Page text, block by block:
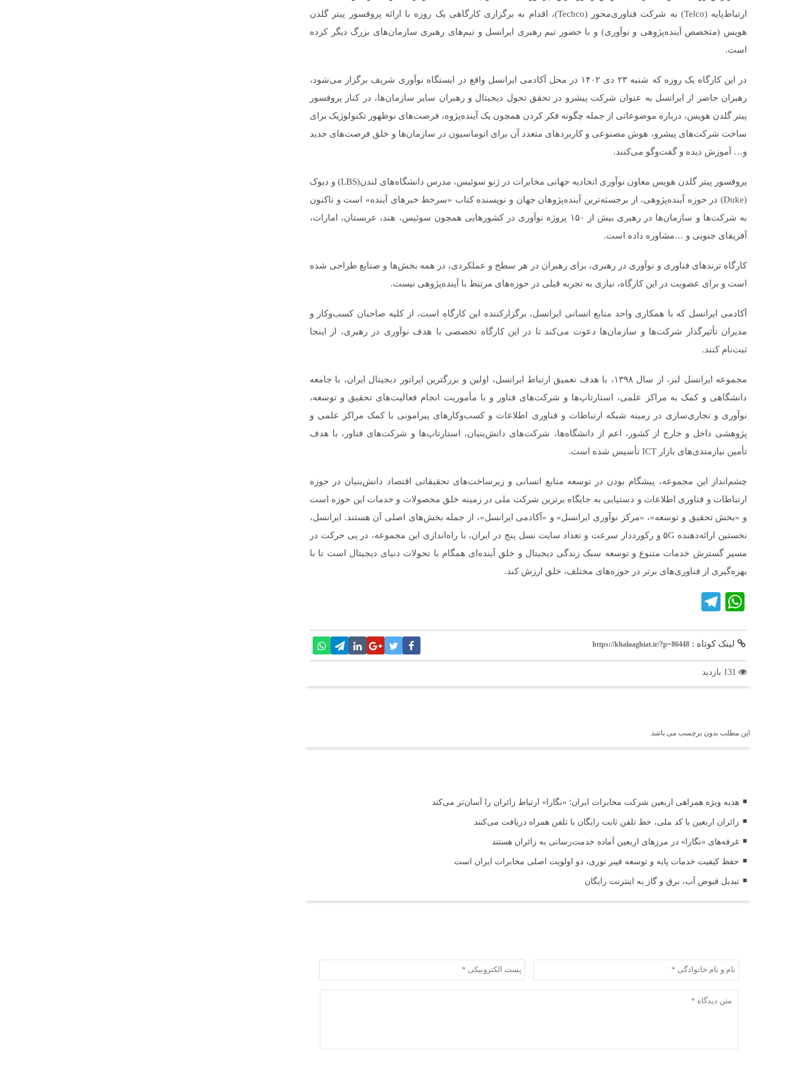
ارتباط‌پایه (Telco) به شرکت فناوری‌محور (Techco)، اقدام به برگزاری کارگاهی یک روزه با ارائه پروفسور پیتر گلدن
هویس (متخصص آینده‌پژوهی و نوآوری) و با حضور تیم رهبری ایرانسل و تیم‌های رهبری سازمان‌های بزرگ دیگر کرده
است.
در این کارگاه یک روزه که شنبه ۲۳ دی ۱۴۰۲ در محل آکادمی ایرانسل واقع در ایستگاه نوآوری شریف برگزار می‌شود،
رهبران حاضر از ایرانسل به عنوان شرکت پیشرو در تحقق تحول دیجیتال و رهبران سایر سازمان‌ها، در کنار پروفسور
پیتر گلدن هویس، درباره موضوعاتی از جمله چگونه فکر کردن همچون یک آینده‌پژوه، فرصت‌های نوظهور تکنولوژیک برای
ساخت شرکت‌های پیشرو، هوش مصنوعی و کاربردهای متعدد آن برای اتوماسیون در سازمان‌ها و خلق فرصت‌های جدید
و… آموزش دیده و گفت‌وگو می‌کنند.
پروفسور پیتر گلدن هویس معاون نوآوری اتحادیه جهانی مخابرات در ژنو سوئیس، مدرس دانشگاه‌های لندن(LBS) و دیوک
(Duke) در حوزه آینده‌پژوهی، از برجسته‌ترین آینده‌پژوهان جهان و نویسنده کتاب «سرخط خبرهای آینده» است و تاکنون
به شرکت‌ها و سازمان‌ها در رهبری بیش از ۱۵۰ پروژه نوآوری در کشورهایی همچون سوئیس، هند، عربستان، امارات،
آفریقای جنوبی و …مشاوره داده است.
کارگاه ترندهای فناوری و نوآوری در رهبری، برای رهبران در هر سطح و عملکردی، در همه بخش‌ها و صنایع طراحی شده
است و برای عضویت در این کارگاه، نیازی به تجربه قبلی در حوزه‌های مرتبط با آینده‌پژوهی نیست.
آکادمی ایرانسل که با همکاری واحد منابع انسانی ایرانسل، برگزارکننده این کارگاه است، از کلیه صاحبان کسب‌وکار و
مدیران تأثیرگذار شرکت‌ها و سازمان‌ها دعوت می‌کند تا در این کارگاه تخصصی با هدف نوآوری در رهبری، از اینجا
ثبت‌نام کنند.
مجموعه ایرانسل لبز، از سال ۱۳۹۸، با هدف تعمیق ارتباط ایرانسل، اولین و بزرگترین اپراتور دیجیتال ایران، با جامعه
دانشگاهی و کمک به مراکز علمی، استارتاپ‌ها و شرکت‌های فناور و با مأموریت انجام فعالیت‌های تحقیق و توسعه،
نوآوری و تجاری‌سازی در زمینه شبکه ارتباطات و فناوری اطلاعات و کسب‌وکارهای پیرامونی با کمک مراکز علمی و
پژوهشی داخل و خارج از کشور، اعم از دانشگاه‌ها، شرکت‌های دانش‌بنیان، استارتاپ‌ها و شرکت‌های فناور، با هدف
تأمین نیازمندی‌های بازار ICT تأسیس شده است.
چشم‌انداز این مجموعه، پیشگام بودن در توسعه منابع انسانی و زیرساخت‌های تحقیقاتی اقتصاد دانش‌بنیان در حوزه
ارتباطات و فناوری اطلاعات و دستیابی به جایگاه برترین شرکت ملی در زمینه خلق محصولات و خدمات این حوزه است
و «بخش تحقیق و توسعه»، «مرکز نوآوری ایرانسل» و «آکادمی ایرانسل»، از جمله بخش‌های اصلی آن هستند. ایرانسل،
نخستین ارائه‌دهنده ۵G و رکورددار سرعت و تعداد سایت‌ نسل پنج در ایران، با راه‌اندازی این مجموعه، در پی حرکت در
مسیر گسترش خدمات متنوع و توسعه سبک زندگی دیجیتال و خلق آینده‌ای همگام با تحولات دنیای دیجیتال است تا با
بهره‌گیری از فناوری‌های برتر در حوزه‌های مختلف، خلق ارزش کند.
WhatsApp
لینک کوتاه : https://khalaaghiat.ir/?p=86448
این مطلب بدون برچسب می باشد.
هدیه ویژه همراهی اربعین شرکت مخابرات ایران؛ «نگارا» ارتباط زائران را آسان‌تر می‌کند
زائران اربعین با کد ملی، خط تلفن ثابت رایگان با تلفن همراه دریافت می‌کنند
غرفه‌های «نگارا» در مرزهای اربعین آماده خدمت‌رسانی به زائران هستند
حفظ کیفیت خدمات پایه و توسعه فیبر نوری، دو اولویت اصلی مخابرات ایران است
تبدیل قبوض آب، برق و گاز به اینترنت رایگان